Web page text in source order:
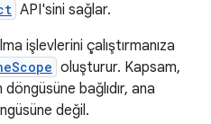
API'sini sağlar.
işlevlerini çalıştırmanıza
oluşturur. Kapsam,
bağlıdır, ana
değil.